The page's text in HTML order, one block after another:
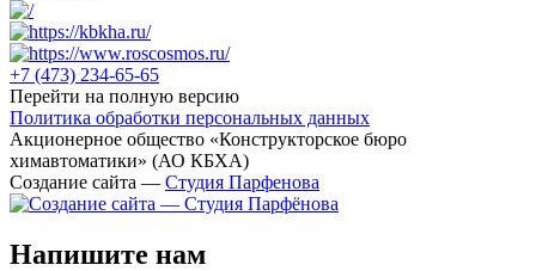
+7 (473) 234-65-65
Перейти на полную версию
Политика обработки персональных данных
Акционерное общество «Конструкторское бюро
химавтоматики» (АО КБХА)
Создание сайта — Студия Парфенова
Напишите нам